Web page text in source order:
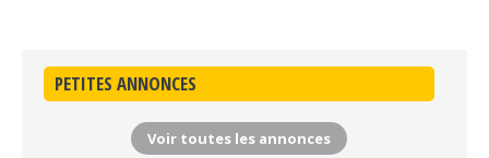
PETITES ANNONCES
Voir toutes les annonces